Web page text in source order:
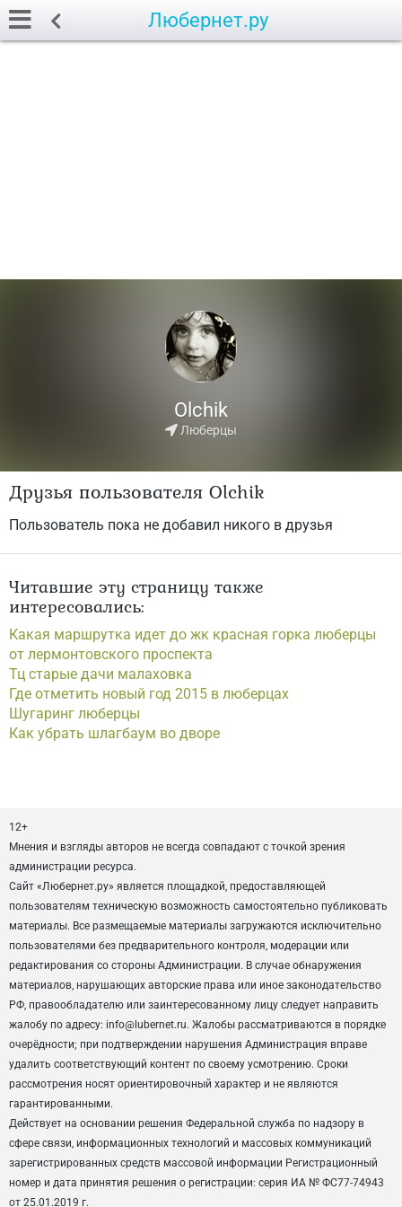
Любернет.ру
Olchik
Люберцы
Друзья пользователя Olchik
Пользователь пока не добавил никого в друзья
Читавшие эту страницу также
интересовались:
Какая маршрутка идет до жк красная горка люберцы
от лермонтовского проспекта
Тц старые дачи малаховка
Где отметить новый год 2015 в люберцах
Шугаринг люберцы
Как убрать шлагбаум во дворе
12+
Мнения и взгляды авторов не всегда совпадают с точкой зрения
администрации ресурса.
Сайт «Любернет.ру» является площадкой, предоставляющей
пользователям техническую возможность самостоятельно публиковать
материалы. Все размещаемые материалы загружаются исключительно
пользователями без предварительного контроля, модерации или
редактирования со стороны Администрации. В случае обнаружения
материалов, нарушающих авторские права или иное законодательство
РФ, правообладателю или заинтересованному лицу следует направить
жалобу по адресу: info@lubernet.ru. Жалобы рассматриваются в порядке
очерёдности; при подтверждении нарушения Администрация вправе
удалить соответствующий контент по своему усмотрению. Сроки
рассмотрения носят ориентировочный характер и не являются
гарантированными.
Действует на основании решения Федеральной служба по надзору в
сфере связи, информационных технологий и массовых коммуникаций
зарегистрированных средств массовой информации Регистрационный
номер и дата принятия решения о регистрации: серия ИА № ФС77-74943
от 25.01.2019 г.